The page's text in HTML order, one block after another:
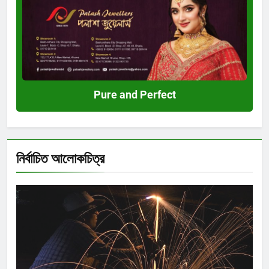
Pure and Perfect
নির্বাচিত আলোকচিত্র